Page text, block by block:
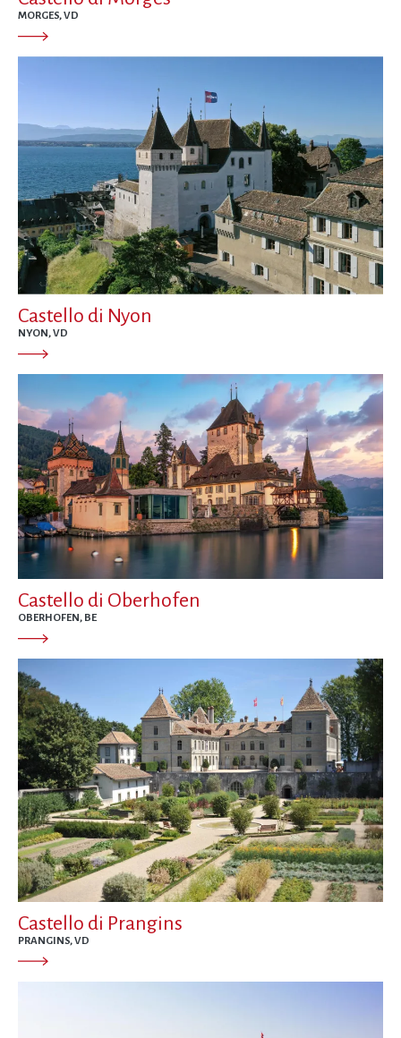
MORGES, VD
Castello di Nyon
NYON, VD
Castello di Oberhofen
OBERHOFEN, BE
Castello di Prangins
PRANGINS, VD